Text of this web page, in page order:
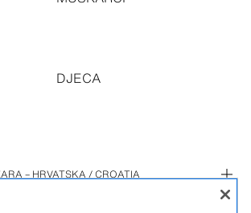
DJECA
– HRVATSKA / CROATIA